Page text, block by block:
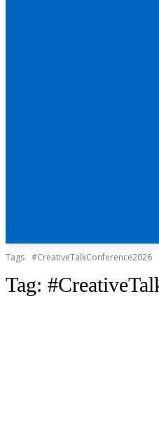
Tags #CreativeTalkConference2026
Tag: